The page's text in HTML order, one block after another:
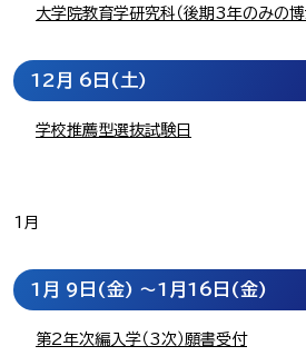
大学院教育学研究科（後期3年のみの
12月 6日 (土)
学校推薦型選抜試験日
1月
1月 9日 (金) ～1月16日 (金)
第2年次編入学（3次）願書受付